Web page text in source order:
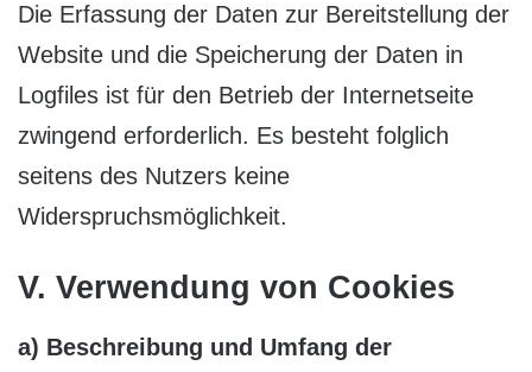
Die Erfassung der Daten zur Bereitstellung der
Website und die Speicherung der Daten in
Logfiles ist für den Betrieb der Internetseite
zwingend erforderlich. Es besteht folglich
seitens des Nutzers keine
Widerspruchsmöglichkeit.
V. Verwendung von Cookies
a) Beschreibung und Umfang der